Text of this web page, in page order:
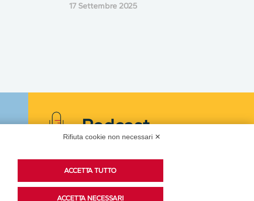
17 Settembre 2025
Podcast
Ascolta i podcast di approfondimento di Legacoop
su Spreaker.
Rifiuta cookie non necessari ✕
ACCETTA TUTTO
ACCETTA NECESSARI